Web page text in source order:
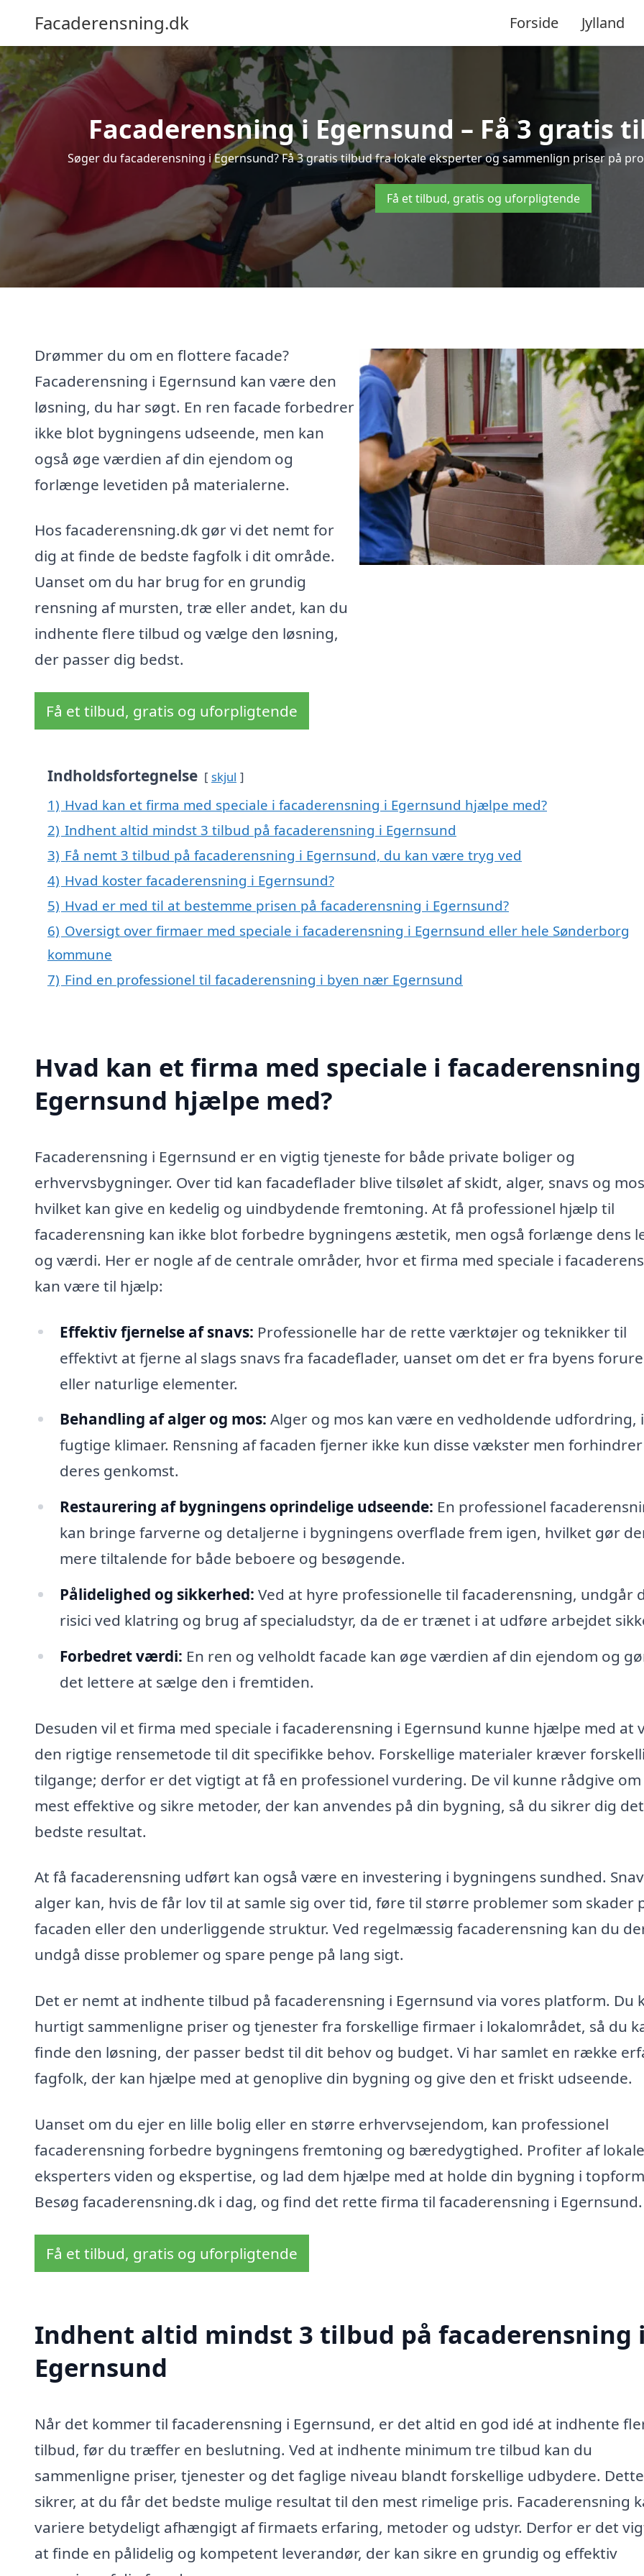
Facaderensning.dk Forside Jylland
Facaderensning i Egernsund – Få 3 gratis
Søger du facaderensning i Egernsund? Få 3 gratis tilbud fra lokale eksperter og sammenlign priser på
Få et tilbud, gratis og uforpligtende
Drømmer du om en flottere facade?
Facaderensning i Egernsund kan være den
løsning, du har søgt. En ren facade forbedrer
ikke blot bygningens udseende, men kan
også øge værdien af din ejendom og
forlænge levetiden på materialerne.
Hos facaderensning.dk gør vi det nemt for
dig at finde de bedste fagfolk i dit område.
Uanset om du har brug for en grundig
rensning af mursten, træ eller andet, kan du
indhente flere tilbud og vælge den løsning,
der passer dig bedst.
Få et tilbud, gratis og uforpligtende
Indholdsfortegnelse skjul
1) Hvad kan et firma med speciale i facaderensning i Egernsund hjælpe med?
2) Indhent altid mindst 3 tilbud på facaderensning i Egernsund
3) Få nemt 3 tilbud på facaderensning i Egernsund, du kan være tryg ved
4) Hvad koster facaderensning i Egernsund?
5) Hvad er med til at bestemme prisen på facaderensning i Egernsund?
6) Oversigt over firmaer med speciale i facaderensning i Egernsund eller hele Sønderborg
kommune
7) Find en professionel til facaderensning i byen nær Egernsund
Hvad kan et firma med speciale i
Egernsund hjælpe med?
Facaderensning i Egernsund er en vigtig tjeneste for både private boliger og
erhvervsbygninger. Over tid kan facadeflader blive tilsølet af skidt, alger, snavs og
hvilket kan give en kedelig og uindbydende fremtoning. At få professionel hjælp til
facaderensning kan ikke blot forbedre bygningens æstetik, men også forlænge dens
og værdi. Her er nogle af de centrale områder, hvor et firma med speciale i
kan være til hjælp:
Effektiv fjernelse af snavs: Professionelle har de rette værktøjer og teknikker til
effektivt at fjerne al slags snavs fra facadeflader, uanset om det er fra byens
eller naturlige elementer.
Behandling af alger og mos: Alger og mos kan være en vedholdende udfordring,
fugtige klimaer. Rensning af facaden fjerner ikke kun disse vækster men
deres genkomst.
Restaurering af bygningens oprindelige udseende: En professionel
kan bringe farverne og detaljerne i bygningens overflade frem igen, hvilket gør
mere tiltalende for både beboere og besøgende.
Pålidelighed og sikkerhed: Ved at hyre professionelle til facaderensning, undgår
risici ved klatring og brug af specialudstyr, da de er trænet i at udføre arbejdet
Forbedret værdi: En ren og velholdt facade kan øge værdien af din ejendom og
det lettere at sælge den i fremtiden.
Desuden vil et firma med speciale i facaderensning i Egernsund kunne hjælpe med at
den rigtige rensemetode til dit specifikke behov. Forskellige materialer kræver
tilgange; derfor er det vigtigt at få en professionel vurdering. De vil kunne rådgive om
mest effektive og sikre metoder, der kan anvendes på din bygning, så du sikrer dig det
bedste resultat.
At få facaderensning udført kan også være en investering i bygningens sundhed.
alger kan, hvis de får lov til at samle sig over tid, føre til større problemer som skader
facaden eller den underliggende struktur. Ved regelmæssig facaderensning kan du
undgå disse problemer og spare penge på lang sigt.
Det er nemt at indhente tilbud på facaderensning i Egernsund via vores platform. Du
hurtigt sammenligne priser og tjenester fra forskellige firmaer i lokalområdet, så du
finde den løsning, der passer bedst til dit behov og budget. Vi har samlet en række
fagfolk, der kan hjælpe med at genoplive din bygning og give den et friskt udseende.
Uanset om du ejer en lille bolig eller en større erhvervsejendom, kan professionel
facaderensning forbedre bygningens fremtoning og bæredygtighed. Profiter af lokale
eksperters viden og ekspertise, og lad dem hjælpe med at holde din bygning i
Besøg facaderensning.dk i dag, og find det rette firma til facaderensning i Egernsund.
Få et tilbud, gratis og uforpligtende
Indhent altid mindst 3 tilbud på facaderensning i
Egernsund
Når det kommer til facaderensning i Egernsund, er det altid en god idé at indhente
tilbud, før du træffer en beslutning. Ved at indhente minimum tre tilbud kan du
sammenligne priser, tjenester og det faglige niveau blandt forskellige udbydere. Dette
sikrer, at du får det bedste mulige resultat til den mest rimelige pris. Facaderensning
variere betydeligt afhængigt af firmaets erfaring, metoder og udstyr. Derfor er det
at finde en pålidelig og kompetent leverandør, der kan sikre en grundig og effektiv